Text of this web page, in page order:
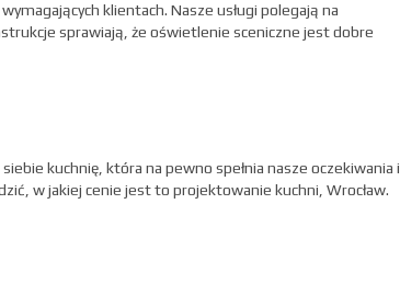
klientach. Nasze usługi polegają na
sprawiają, że oświetlenie sceniczne jest dobre
kuchnię, która na pewno spełnia nasze oczekiwania i
w jakiej cenie jest to projektowanie kuchni, Wrocław.